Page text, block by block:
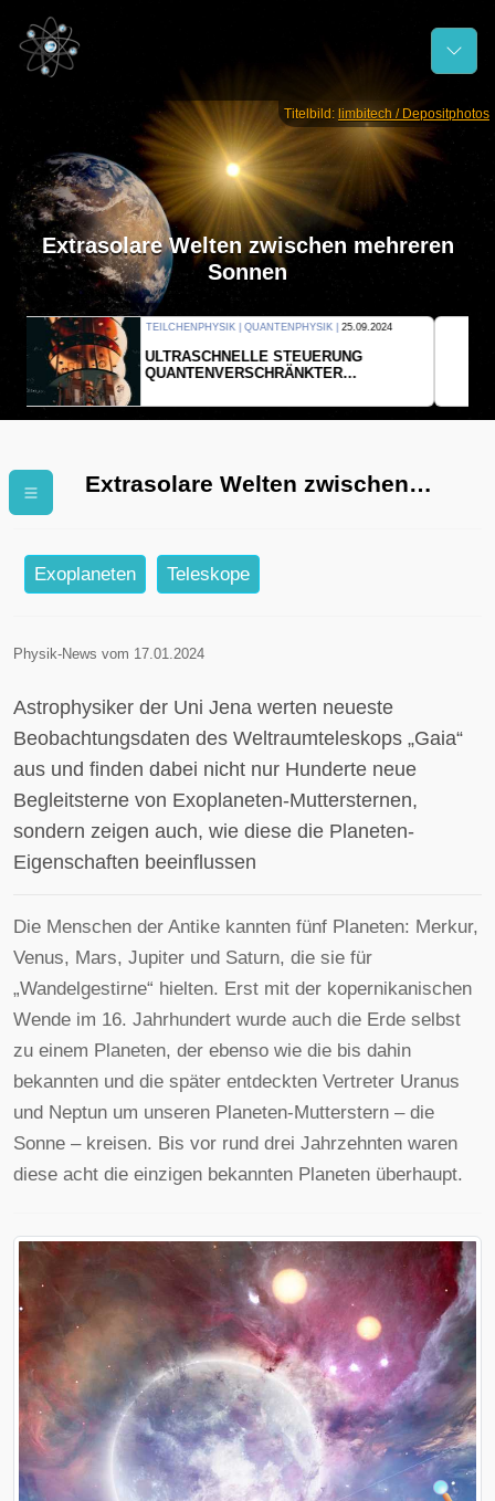
Titelbild: limbitech / Depositphotos
Extrasolare Welten zwischen mehreren
Sonnen
THERMODYNAMIK | WELLENLEHRE |23.09.2024
FORSCHER ERZEUGEN
EINDIMENSIONALES GAS AUS LICHT
Extrasolare Welten zwischen
Exoplaneten Teleskope
Physik-News vom 17.01.2024
Astrophysiker der Uni Jena werten neueste
Beobachtungsdaten des Weltraumteleskops „Gaia“
aus und finden dabei nicht nur Hunderte neue
Begleitsterne von Exoplaneten-Muttersternen,
sondern zeigen auch, wie diese die Planeten-
Eigenschaften beeinflussen
Die Menschen der Antike kannten fünf Planeten: Merkur,
Venus, Mars, Jupiter und Saturn, die sie für
„Wandelgestirne“ hielten. Erst mit der kopernikanischen
Wende im 16. Jahrhundert wurde auch die Erde selbst
zu einem Planeten, der ebenso wie die bis dahin
bekannten und die später entdeckten Vertreter Uranus
und Neptun um unseren Planeten-Mutterstern – die
Sonne – kreisen. Bis vor rund drei Jahrzehnten waren
diese acht die einzigen bekannten Planeten überhaupt.